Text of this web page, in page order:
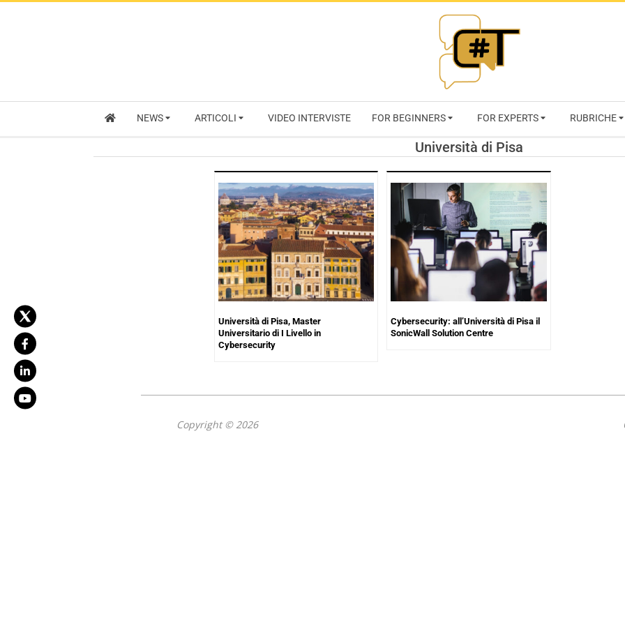
RIVISTA
TRENDS
NEWS ARTICOLI VIDEO INTERVISTE FOR BEGINNERS FOR EXPERTS RUBRICHE
Università di Pisa
Università di Pisa, Master
Universitario di I Livello in
Cybersecurity
Cybersecurity: all’Università di Pisa il
SonicWall Solution Centre
Copyright © 2026